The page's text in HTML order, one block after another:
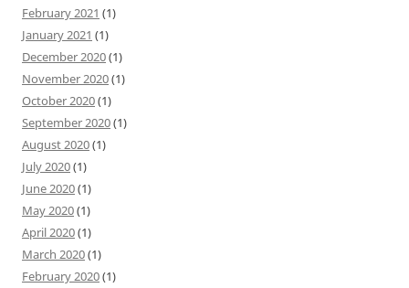
February 2021 (1)
January 2021 (1)
December 2020(1)
November 2020(1)
October 2020(1)
September 2020(1)
August 2020(1)
July 2020(1)
June 2020(1)
May 2020(1)
April 2020(1)
March 2020(1)
February 2020(1)